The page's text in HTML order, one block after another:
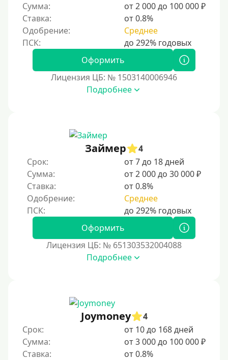
Сумма:
от 2 000 до 100 000 ₽
Ставка:
от 0.8%
Одобрение:
Среднее
Оформить
Лицензия ЦБ: № 1503140006946
Подробнее
Займер
4
Срок:
от 7 до 18 дней
Сумма:
от 2 000 до 30 000 ₽
Ставка:
от 0.8%
Одобрение:
Среднее
Оформить
Лицензия ЦБ: № 651303532004088
Подробнее
Joymoney
4
Срок:
от 10 до 168 дней
Сумма:
от 3 000 до 100 000 ₽
Ставка:
от 0.8%